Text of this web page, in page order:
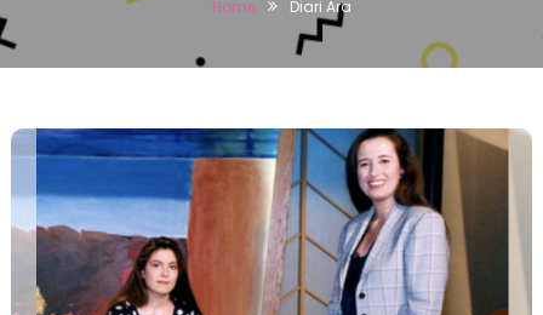
Home Diari Ara